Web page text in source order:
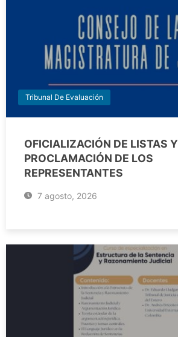
Tribunal De Evaluación
OFICIALIZACIÓN DE LISTAS Y
PROCLAMACIÓN DE LOS
REPRESENTANTES
7 agosto, 2026